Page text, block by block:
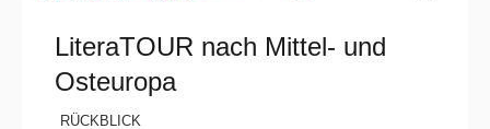
LiteraTOUR nach Mittel- und
Osteuropa
RÜCKBLICK